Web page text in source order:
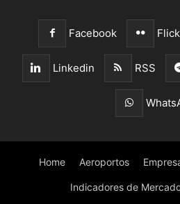
Facebook
Linkedin RSS
Home Aeroportos
Indicadores de